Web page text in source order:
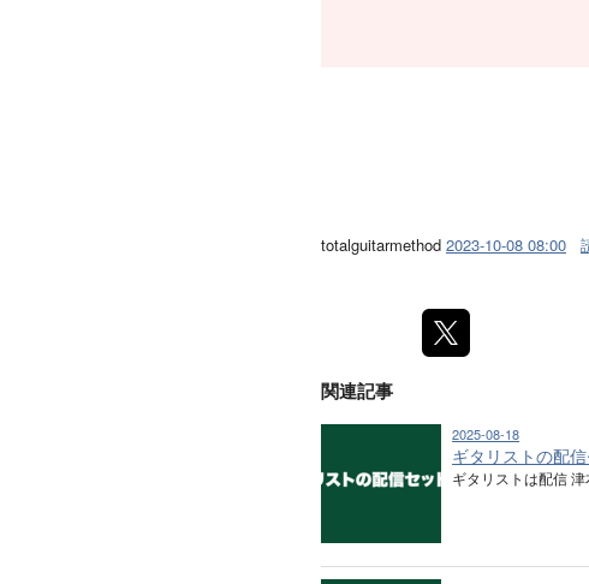
totalguitarmethod 2023-10-08 08:00
関連記事
2025-08-18
ギタリストの配信
ギタリストは配信